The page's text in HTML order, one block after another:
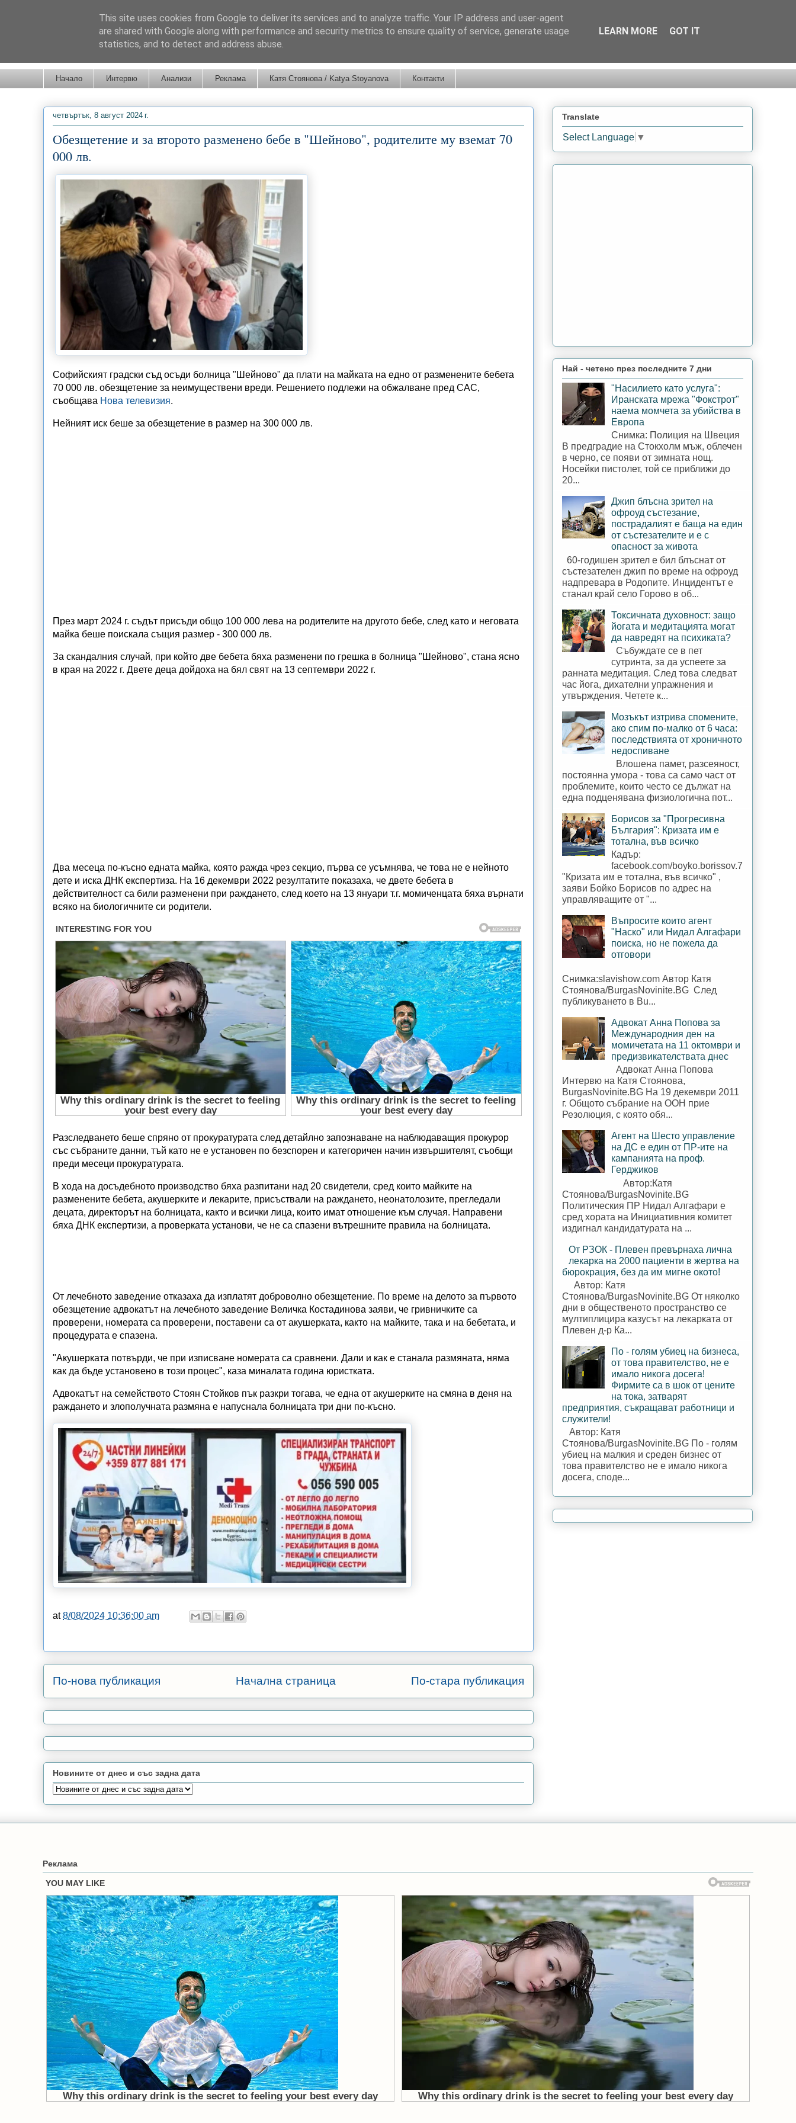
Начало Интервю Анализи Реклама Катя Стоянова / Katya Stoyanova Контакти
четвъртък, 8 август 2024 г.
Обезщетение и за второто разменено бебе в "Шейново", родителите му вземат 70
000 лв.
Софийският градски съд осъди болница "Шейново" да плати на майката на едно от разменените бебета
70 000 лв. обезщетение за неимуществени вреди. Решението подлежи на обжалване пред САС,
съобщава Нова телевизия.
Нейният иск беше за обезщетение в размер на 300 000 лв.
През март 2024 г. съдът присъди общо 100 000 лева на родителите на другото бебе, след като и неговата
майка беше поискала същия размер - 300 000 лв.
За скандалния случай, при който две бебета бяха разменени по грешка в болница "Шейново", стана ясно
в края на 2022 г. Двете деца дойдоха на бял свят на 13 септември 2022 г.
Два месеца по-късно едната майка, която ражда чрез секцио, първа се усъмнява, че това не е нейното
дете и иска ДНК експертиза. На 16 декември 2022 резултатите показаха, че двете бебета в
действителност са били разменени при раждането, след което на 13 януари т.г. момиченцата бяха върнати
всяко на биологичните си родители.
Разследването беше спряно от прокуратурата след детайлно запознаване на наблюдаващия прокурор
със събраните данни, тъй като не е установен по безспорен и категоричен начин извършителят, съобщи
преди месеци прокуратурата.
В хода на досъдебното производство бяха разпитани над 20 свидетели, сред които майките на
разменените бебета, акушерките и лекарите, присъствали на раждането, неонатолозите, прегледали
децата, директорът на болницата, както и всички лица, които имат отношение към случая. Направени
бяха ДНК експертизи, а проверката установи, че не са спазени вътрешните правила на болницата.
От лечебното заведение отказаха да изплатят доброволно обезщетение. По време на делото за първото
обезщетение адвокатът на лечебното заведение Величка Костадинова заяви, че гривничките са
проверени, номерата са проверени, поставени са от акушерката, както на майките, така и на бебетата, и
процедурата е спазена.
"Акушерката потвърди, че при изписване номерата са сравнени. Дали и как е станала размяната, няма
как да бъде установено в този процес", каза миналата година юристката.
Адвокатът на семейството Стоян Стойков пък разкри тогава, че една от акушерките на смяна в деня на
раждането и злополучната размяна е напуснала болницата три дни по-късно.
at8/08/2024 10:36:00 am
По-нова публикация По-стара публикация
Начална страница
Новините от днес и със задна дата
Translate
Select Language ▼
Най - четено през последните 7 дни
"Насилието като услуга":
Иранската мрежа "Фокстрот"
наема момчета за убийства в
Европа
Снимка: Полиция на Швеция
В предградие на Стокхолм мъж, облечен
в черно, се появи от зимната нощ.
Носейки пистолет, той се приближи до
20...
Джип блъсна зрител на
офроуд състезание,
пострадалият е баща на един
от състезателите и е с
опасност за живота
60-годишен зрител е бил блъснат от
състезателен джип по време на офроуд
надпревара в Родопите. Инцидентът е
станал край село Горово в об...
Токсичната духовност: защо
йогата и медитацията могат
да навредят на психиката?
Събуждате се в пет
сутринта, за да успеете за
ранната медитация. След това следват
час йога, дихателни упражнения и
утвърждения. Четете к...
Мозъкът изтрива спомените,
ако спим по-малко от 6 часа:
последствията от хроничното
недоспиване
Влошена памет, разсеяност,
постоянна умора - това са само част от
проблемите, които често се дължат на
една подценявана физиологична пот...
Борисов за "Прогресивна
България": Кризата им е
тотална, във всичко
Кадър:
facebook.com/boyko.borissov.7
"Кризата им е тотална, във всичко" ,
заяви Бойко Борисов по адрес на
управляващите от "...
Въпросите които агент
"Наско" или Нидал Алгафари
поиска, но не пожела да
отговори
Снимка:slavishow.com Автор Катя
Стоянова/BurgasNovinite.BG След
публикуването в Bu...
Адвокат Анна Попова за
Международния ден на
момичетата на 11 октомври и
предизвикателствата днес
Адвокат Анна Попова
Интервю на Катя Стоянова,
BurgasNovinite.BG На 19 декември 2011
г. Общото събрание на ООН прие
Резолюция, с която обя...
Агент на Шесто управление
на ДС е един от ПР-ите на
кампанията на проф.
Герджиков
Автор:Катя
Стоянова/BurgasNovinite.BG
Политическия ПР Нидал Алгафари е
сред хората на Инициативния комитет
издигнал кандидатурата на ...
От РЗОК - Плевен превърнаха лична
лекарка на 2000 пациенти в жертва на
бюрокрация, без да им мигне окото!
Автор: Катя
Стоянова/BurgasNovinite.BG От няколко
дни в общественото пространство се
мултиплицира казусът на лекарката от
Плевен д-р Ка...
По - голям убиец на бизнеса,
от това правителство, не е
имало никога досега!
Фирмите са в шок от цените
на тока, затварят
предприятия, съкращават работници и
служители!
Автор: Катя
Стоянова/BurgasNovinite.BG По - голям
убиец на малкия и среден бизнес от
това правителство не е имало никога
досега, споде...
Реклама
This site uses cookies from Google to deliver its services and to analyze traffic. Your IP address and user-agent
are shared with Google along with performance and security metrics to ensure quality of service, generate usage
statistics, and to detect and address abuse.
LEARN MORE GOT IT